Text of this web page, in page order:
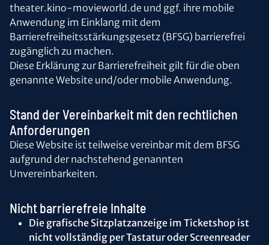
theater.kino-movieworld.de und ggf. ihre mobile
Anwendung im Einklang mit dem
Barrierefreiheitsstärkungsgesetz (BFSG) barrierefrei
zugänglich zu machen.
Diese Erklärung zur Barrierefreiheit gilt für die oben
genannte Website und/oder mobile Anwendung.
Stand der Vereinbarkeit mit den rechtlichen
Anforderungen
Diese Website ist teilweise vereinbar mit dem BFSG
aufgrund der nachstehend genannten
Unvereinbarkeiten.
Nicht barrierefreie Inhalte
Die grafische Sitzplatzanzeige im Ticketshop ist
nicht vollständig per Tastatur oder Screenreader